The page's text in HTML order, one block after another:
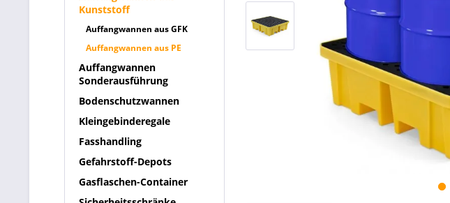
Kunststoff
Auffangwannen aus GFK
Auffangwannen aus PE
Auffangwannen
Sonderausführung
Bodenschutzwannen
Kleingebinderegale
Fasshandling
Gefahrstoff-Depots
Gasflaschen-Container